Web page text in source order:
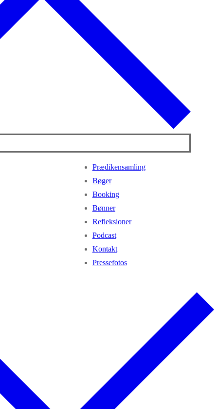
Prædikensamling
Bøger
Booking
Bønner
Refleksioner
Podcast
Kontakt
Pressefotos